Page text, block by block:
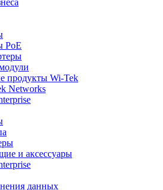
PoE
продукты Wi-Tek
Networks
и аксессуары
данных